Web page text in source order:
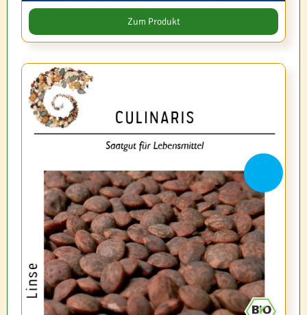
Zum Produkt